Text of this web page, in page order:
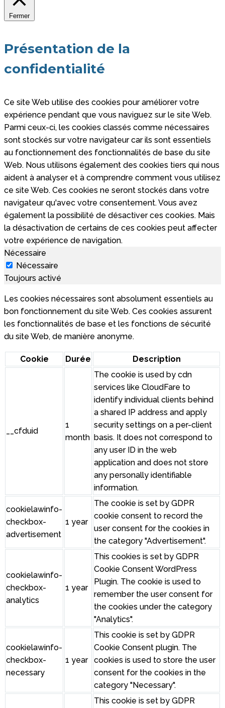
Fermer
Présentation de la
confidentialité
Ce site Web utilise des cookies pour améliorer votre
expérience pendant que vous naviguez sur le site Web.
Parmi ceux-ci, les cookies classés comme nécessaires
sont stockés sur votre navigateur car ils sont essentiels
au fonctionnement des fonctionnalités de base du site
Web. Nous utilisons également des cookies tiers qui nous
aident à analyser et à comprendre comment vous utilisez
ce site Web. Ces cookies ne seront stockés dans votre
navigateur qu'avec votre consentement. Vous avez
également la possibilité de désactiver ces cookies. Mais
la désactivation de certains de ces cookies peut affecter
votre expérience de navigation.
Nécessaire
Nécessaire
Toujours activé
Les cookies nécessaires sont absolument essentiels au
bon fonctionnement du site Web. Ces cookies assurent
les fonctionnalités de base et les fonctions de sécurité
du site Web, de manière anonyme.
Cookie Durée Description
__cfduid
1
month
The cookie is used by cdn
services like CloudFare to
identify individual clients behind
a shared IP address and apply
security settings on a per-client
basis. It does not correspond to
any user ID in the web
application and does not store
any personally identifiable
information.
cookielawinfo-
checkbox-
advertisement
1 year
The cookie is set by GDPR
cookie consent to record the
user consent for the cookies in
the category "Advertisement".
cookielawinfo-
checkbox-
analytics
1 year
This cookies is set by GDPR
Cookie Consent WordPress
Plugin. The cookie is used to
remember the user consent for
the cookies under the category
"Analytics".
cookielawinfo-
checkbox-
necessary
1 year
This cookie is set by GDPR
Cookie Consent plugin. The
cookies is used to store the user
consent for the cookies in the
category "Necessary".
This cookie is set by GDPR